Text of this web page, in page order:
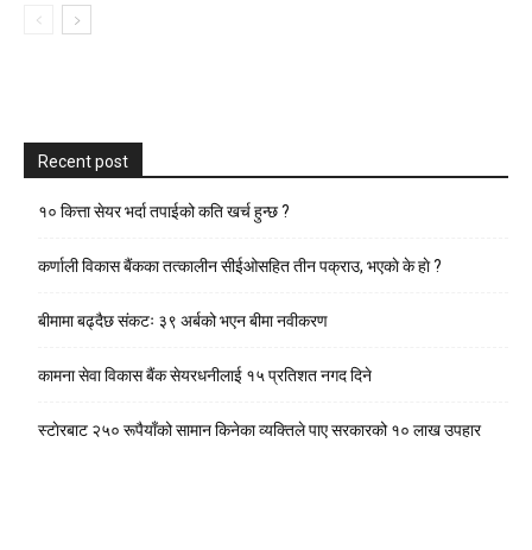
Recent post
१० कित्ता सेयर भर्दा तपाईको कति खर्च हुन्छ ?
कर्णाली विकास बैंकका तत्कालीन सीईओसहित तीन पक्राउ, भएकाे के हाे ?
बीमामा बढ्दैछ संकटः ३९ अर्बको भएन बीमा नवीकरण
कामना सेवा विकास बैंक सेयरधनीलाई १५ प्रतिशत नगद दिने
स्टाेरबाट २५० रूपैयाँको सामान किनेका व्यक्तिले पाए सरकारको १० लाख उपहार